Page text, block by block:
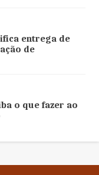
entrega de
de
o que fazer ao